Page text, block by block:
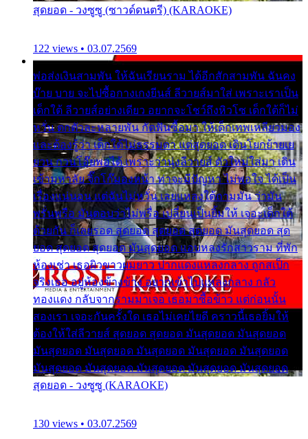
สุดยอด - วงซูซู (ซาวด์ดนตรี) (KARAOKE)
122 views • 03.07.2569
พ่อส่งเงินสามพัน ให้ฉันเรียนราม ได้อีกสักสามพัน ฉันคง
บ๊าย บาย จะไปซื้อกางเกงยีนส์ ลีวายส์มาใส่ เพราะเราเป็น
เด็กใต้ ลีวายส์อย่างเดียว อยากจะโชว์ถึงหิวโซ เด็กใต้ก็ไม่
หวั่น ตกตัวละหลายพัน กัดฟันซื้อมา ให้เด็กเทพเหลียวมอง
และต้องรู้ว่า เด็กใต้ไม่ธรรมดา แต่สุดยอด เดินโยกย้ายเย
ยวน กวนโอ๊ยพอได้ เพราะว่านุ่งลีวายส์ ตัวใหม่ใส่มา เดิน
เข้ามหาลัย จิ๊กโก๊มองหน้า ท่าจะมีปัญหา ไม่พอใจ ได้เป็น
เรื่องแน่นอน แต่ฉันไม่หวั่น เลยแหลงใต้ถามมัน ว่ามัน
พรั่นพรือ มันตอบว่าไม่พรื่อ เปลี่ยนเป็นยิ้มให้ เจอะเด็กใต้
ด้วยกัน ก็เลยรอด สุดยอด สุดยอด สุดยอด มันสุดยอด สุด
ยอด สุดยอด สุดยอด มันสุดยอด แอบหลงรักสาวราม ที่พัก
ห้องเช่า เธอผิวขาวผมยาว ปากแดงแหลงกลาง ถูกสเป็ก
จริงเธอ อยู่ห้องข้างข้าง อยากเข้าไปแหลงกลาง กลัว
ทองแดง กลับจากรามมาเจอ เธอมาซื้อข้าว แต่ก่อนนั้น
สองเรา เจอะกันครั้งใด เธอไม่เคยไยดี คราวนี้เธอยิ้มให้
ต้องให้ใส่ลีวายส์ สุดยอด สุดยอด มันสุดยอด มันสุดยอด
มันสุดยอด มันสุดยอด มันสุดยอด มันสุดยอด มันสุดยอด
มันสุดยอด มันสุดยอด มันสุดยอด มันสุดยอด มันสุดยอด
สุดยอด - วงซูซู (KARAOKE)
130 views • 03.07.2569